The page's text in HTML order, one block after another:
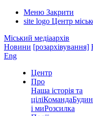
Меню Закрити
site logo Центр
Міський медіаархів
Новини [розархівування]
Eng
Центр
Про
Наша історія та
ціліКоманда
і миРозсилка